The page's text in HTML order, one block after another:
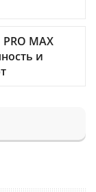
MAX
и